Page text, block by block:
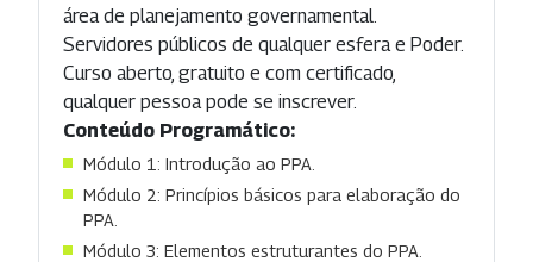
área de planejamento governamental.
Servidores públicos de qualquer esfera e Poder.
Curso aberto, gratuito e com certificado,
qualquer pessoa pode se inscrever.
Conteúdo Programático:
Módulo 1: Introdução ao PPA.
Módulo 2: Princípios básicos para elaboração do
PPA.
Módulo 3: Elementos estruturantes do PPA.